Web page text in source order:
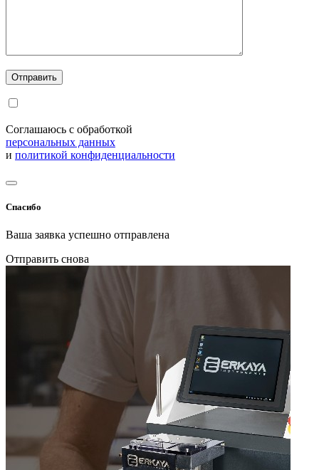
Соглашаюсь с обработкой
персональных данных
и политикой конфиденциальности
Спасибо
Ваша заявка успешно отправлена
Отправить снова